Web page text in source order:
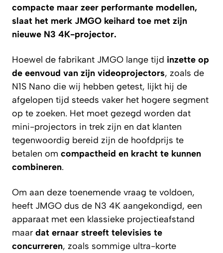
compacte maar zeer performante modellen,
slaat het merk JMGO keihard toe met zijn
nieuwe N3 4K-projector.
Hoewel de fabrikant JMGO lange tijd inzette op
de eenvoud van zijn videoprojectors, zoals de
N1S Nano die wij hebben getest, lijkt hij de
afgelopen tijd steeds vaker het hogere segment
op te zoeken. Het moet gezegd worden dat
mini-projectors in trek zijn en dat klanten
tegenwoordig bereid zijn de hoofdprijs te
betalen om compactheid en kracht te kunnen
combineren.
Om aan deze toenemende vraag te voldoen,
heeft JMGO dus de N3 4K aangekondigd, een
apparaat met een klassieke projectieafstand
maar dat ernaar streeft televisies te
concurreren, zoals sommige ultra-korte